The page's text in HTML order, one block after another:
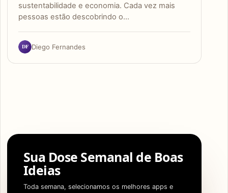
sustentabilidade e economia. Cada vez mais
pessoas estão descobrindo o…
DF Diego Fernandes
Sua Dose Semanal de Boas
Ideias
Toda semana, selecionamos os melhores apps e